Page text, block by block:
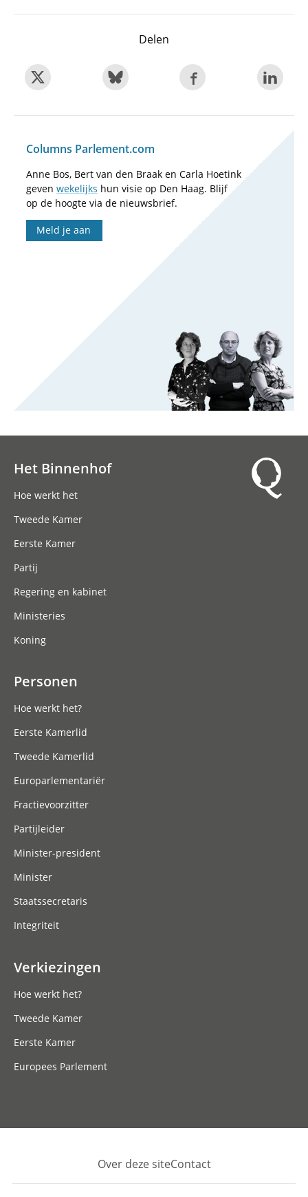
Delen
Columns Parlement.com
Anne Bos, Bert van den Braak en Carla Hoetink
geven wekelijks hun visie op Den Haag. Blijf
op de hoogte via de nieuwsbrief.
Meld je aan
Het Binnenhof
Hoe werkt het
Tweede Kamer
Eerste Kamer
Partij
Regering en kabinet
Ministeries
Koning
Personen
Hoe werkt het?
Eerste Kamerlid
Tweede Kamerlid
Europarlementariër
Fractievoorzitter
Partijleider
Minister-president
Minister
Staatssecretaris
Integriteit
Verkiezingen
Hoe werkt het?
Tweede Kamer
Eerste Kamer
Europees Parlement
Footer
Over deze siteContact